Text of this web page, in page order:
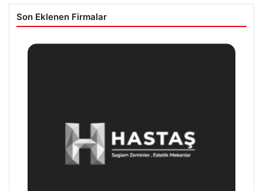
Son Eklenen Firmalar